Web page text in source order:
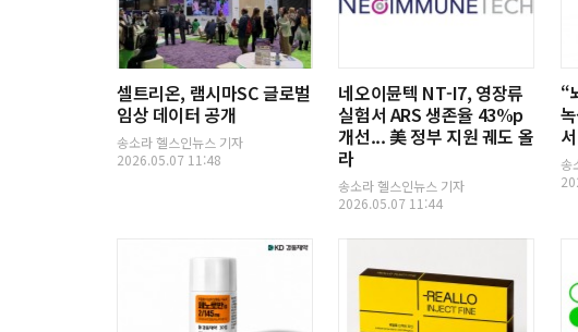
셀트리온, 램시마SC 글로벌
임상 데이터 공개
송소라 헬스인뉴스 기자
2026.05.07 11:48
네오이뮨텍 NT-I7, 영장류
실험서 ARS 생존율 43%p
개선... 美 정부 지원 궤도 올
라
송소라 헬스인뉴스 기자
2026.05.07 11:44
“
송